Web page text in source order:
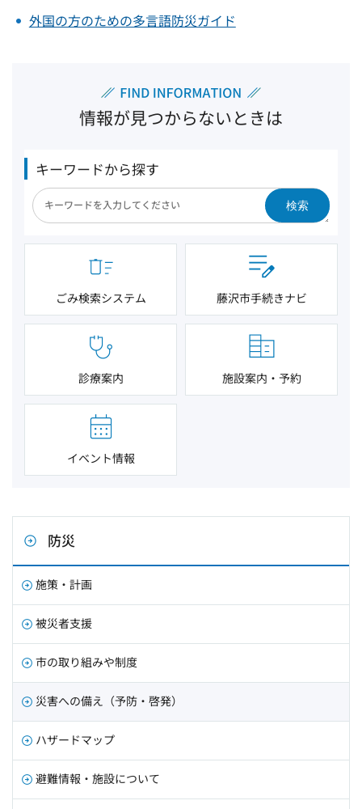
外国の方のための多言語防災ガイド
情報が見つからないときは
キーワードから探す
検索
ごみ検索システム 藤沢市手続きナビ
診療案内 施設案内・予約
イベント情報
防災
施策・計画
被災者支援
市の取り組みや制度
災害への備え（予防・啓発）
ハザードマップ
避難情報・施設について